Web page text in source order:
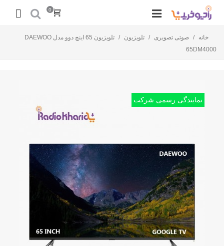
0
خانه / صوتی تصویری / تلویزیون /
تلویزیون 65 اینچ دوو مدل DAEWOO
65DM4000
نمایندگی رسمی شرکت